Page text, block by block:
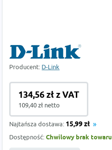
Producent: D-Link
134,56 zł z VAT
109,40 zł netto
Najtańsza dostawa: 15,99 zł
Dostępność:Chwilowy brak towaru